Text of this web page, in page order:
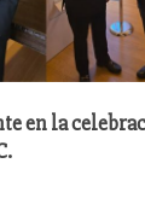
en la